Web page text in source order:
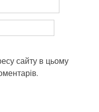
сайту в цьому